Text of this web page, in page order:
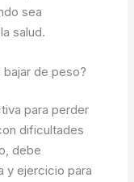
sea
salud.
de peso?
para perder
dificultades
debe
y ejercicio para